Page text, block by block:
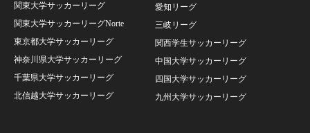
関東大学サッカーリーグ
関東大学サッカーリーグNorte
東京都大学サッカーリーグ
神奈川県大学サッカーリーグ
千葉県大学サッカーリーグ
北信越大学サッカーリーグ
愛知リーグ
三岐リーグ
関西学生サッカーリーグ
中国大学サッカーリーグ
四国大学サッカーリーグ
九州大学サッカーリーグ